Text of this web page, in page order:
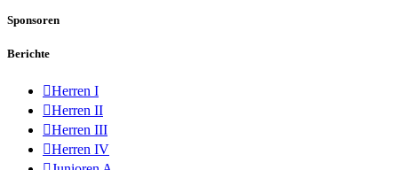
Sponsoren
Berichte
Herren I
Herren II
Herren III
Herren IV